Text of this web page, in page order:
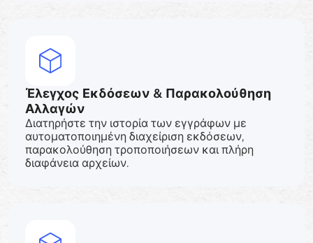
Έλεγχος Εκδόσεων & Παρακολούθηση
Αλλαγών
Διατηρήστε την ιστορία των εγγράφων με
αυτοματοποιημένη διαχείριση εκδόσεων,
παρακολούθηση τροποποιήσεων και πλήρη
διαφάνεια αρχείων.